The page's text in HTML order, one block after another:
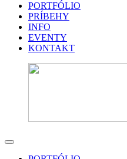
PORTFÓLIO
PRÍBEHY
INFO
EVENTY
KONTAKT